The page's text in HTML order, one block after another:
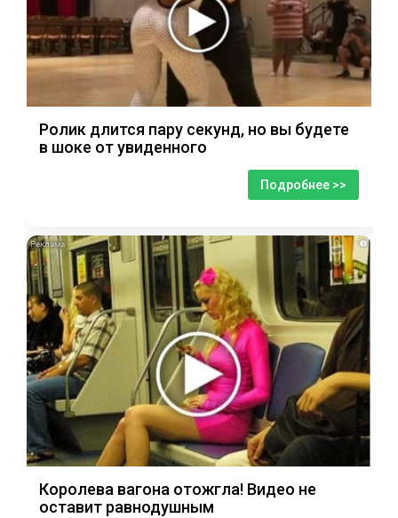
Ролик длится пару секунд, но вы будете
в шоке от увиденного
Подробнее >>
i
Королева вагона отожгла! Видео не
оставит равнодушным